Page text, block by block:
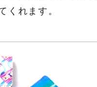
くれます。